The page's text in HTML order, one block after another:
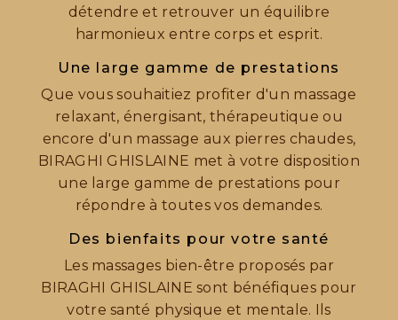
détendre et retrouver un équilibre
harmonieux entre corps et esprit.
Une large gamme de prestations
Que vous souhaitiez profiter d'un massage
relaxant, énergisant, thérapeutique ou
encore d'un massage aux pierres chaudes,
BIRAGHI GHISLAINE met à votre disposition
une large gamme de prestations pour
répondre à toutes vos demandes.
Des bienfaits pour votre santé
Les massages bien-être proposés par
BIRAGHI GHISLAINE sont bénéfiques pour
votre santé physique et mentale. Ils